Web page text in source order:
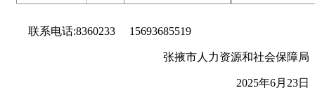
联系电话:8360233 15693685519
张掖市人力资源和社会保障局
2025年6月23日